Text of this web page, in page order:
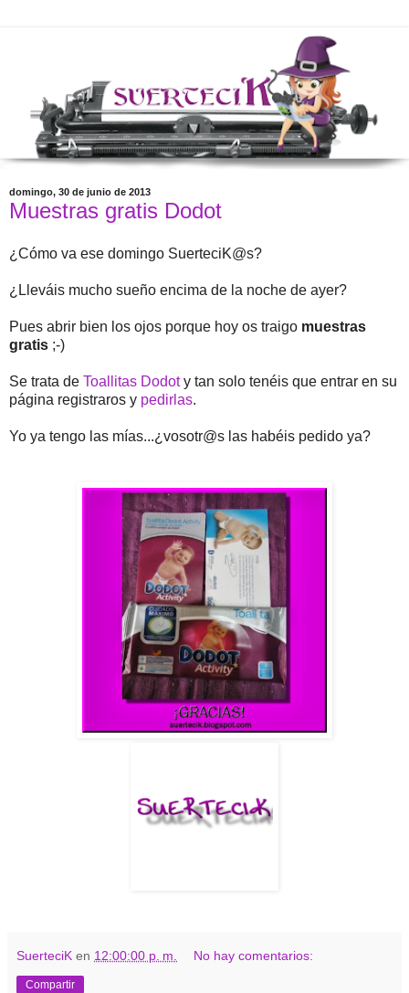
domingo, 30 de junio de 2013
Muestras gratis Dodot
¿Cómo va ese domingo SuerteciK@s?
¿Lleváis mucho sueño encima de la noche de ayer?
Pues abrir bien los ojos porque hoy os traigo muestras
gratis ;-)
Se trata de Toallitas Dodoty tan solo tenéis que entrar en su
página registraros y pedirlas.
Yo ya tengo las mías...¿vosotr@s las habéis pedido ya?
SuerteciK en 12:00:00 p. m. No hay comentarios:
Compartir